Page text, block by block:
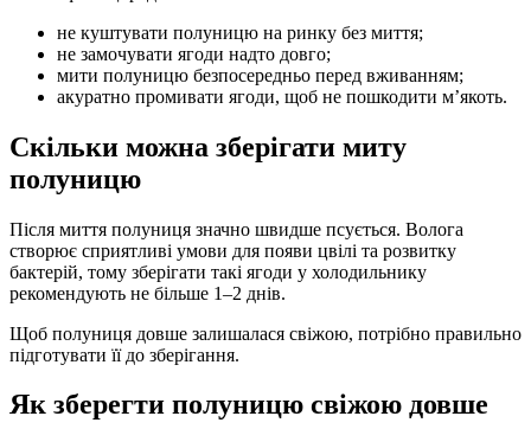
не куштувати полуницю на ринку без миття;
не замочувати ягоди надто довго;
мити полуницю безпосередньо перед вживанням;
акуратно промивати ягоди, щоб не пошкодити м’якоть.
Скільки можна зберігати миту
полуницю
Після миття полуниця значно швидше псується. Волога
створює сприятливі умови для появи цвілі та розвитку
бактерій, тому зберігати такі ягоди у холодильнику
рекомендують не більше 1–2 днів.
Щоб полуниця довше залишалася свіжою, потрібно правильно
підготувати її до зберігання.
Як зберегти полуницю свіжою довше